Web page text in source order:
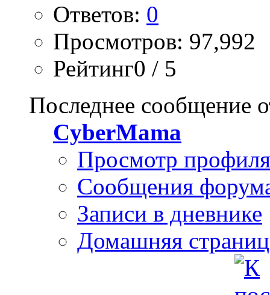
Ответов: 0
Просмотров: 97,992
Рейтинг0 / 5
Последнее сообщение
CyberMama
Просмотр профиля
Сообщения
Записи в дневнике
Домашняя